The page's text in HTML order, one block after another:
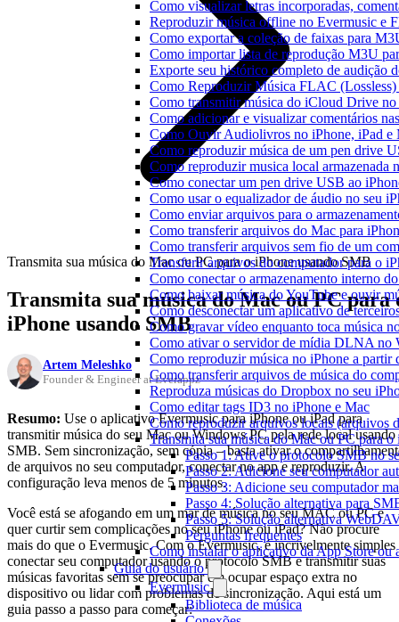
Como visualizar letras incorporadas,
Reproduzir música offline no Evermusic e
Como exportar a coleção de faixas para
Como importar lista de reprodução M3U
Exporte seu histórico completo de audição
Como Reproduzir Música FLAC
Como transmitir música do iCloud Drive
Como adicionar e visualizar comentários
Como Ouvir Audiolivros no iPhone, iPad e
Como reproduzir música de um pen drive
Como reproduzir musica local armazenada
Como conectar um pen drive USB ao
Como usar o equalizador de áudio no seu
Como enviar arquivos para o
Como transferir arquivos do Mac para
Como transferir arquivos sem fio de um
Transferir arquivos do computador para o
Como conectar o armazenamento interno
Como baixar música do YouTube e ouvir
Como desconectar um aplicativo de
Como gravar vídeo enquanto toca música
Como ativar o servidor de mídia DLNA no
Como reproduzir música no iPhone a
Como transferir arquivos de música do
Reproduza músicas do Dropbox no seu
Como editar tags ID3 no iPhone e Mac
Como reproduzir arquivos locais (arquivos
Transmita sua música do Mac ou PC para
Passo 1: Ative o protocolo SMB no
Passo 2: Adicione seu computador
Passo 3: Adicione seu computador
Passo 4: Solução alternativa para
Passo 5: Solução alternativa
Perguntas frequentes
Como instalar o aplicativo da App Store
Guia do usuário
Evermusic
Biblioteca de música
Transmita sua música do Mac ou PC para o iPhone usando SMB
Transmita sua música do Mac ou PC para
iPhone usando SMB
Artem Meleshko
Founder & Engineer at Everappz
Resumo: Use o aplicativo Evermusic para iPhone ou iPad para
transmitir música do seu Mac ou Windows PC pela rede local usando
SMB. Sem sincronização, sem cópia – basta ativar o
de arquivos no seu computador, conectar no app e reproduzir. A
configuração leva menos de 5 minutos.
Você está se afogando em um mar de música no seu MAC ou PC e
quer curtir sem complicações no seu iPhone ou iPad? Não procure
mais do que o Evermusic. Com o Evermusic, é incrivelmente simples
conectar seu computador usando o protocolo SMB e transmitir suas
músicas favoritas sem se preocupar em ocupar espaço extra no
dispositivo ou lidar com problemas de sincronização. Aqui está um
guia passo a passo para começar: